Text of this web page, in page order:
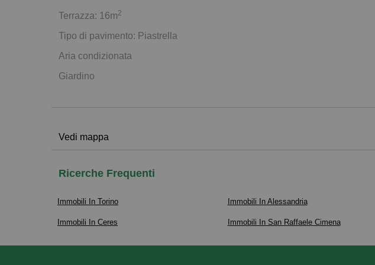
Terrazza: 16m2
Tipo di pavimento: Piastrella
Aria condizionata
Giardino
Vedi mappa
Ricerche Frequenti
Immobili In Torino Immobili In Alessandria
Immobili In Ceres Immobili In San Raffaele Cimena